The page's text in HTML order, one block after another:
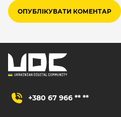
+380 67 966 ** **